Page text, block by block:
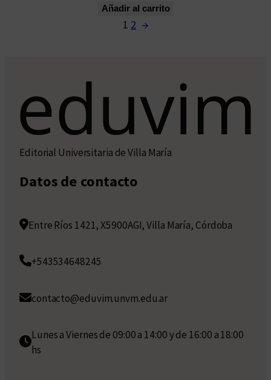
Añadir al carrito
1 2 →
Editorial Universitaria de Villa María
Datos de contacto
Entre Ríos 1421, X5900AGI, Villa María, Córdoba
+543534648245
contacto@eduvim.unvm.edu.ar
Lunes a Viernes de 09:00 a 14:00 y de 16:00 a 18:00
hs